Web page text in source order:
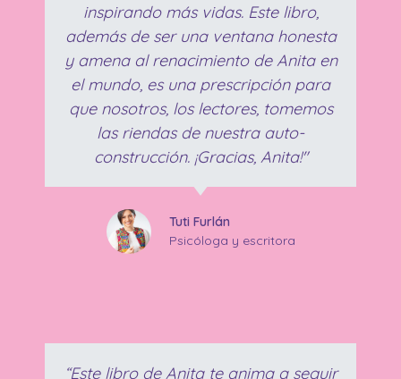
inspirando más vidas. Este libro,
además de ser una ventana honesta
y amena al renacimiento de Anita en
el mundo, es una prescripción para
que nosotros, los lectores, tomemos
las riendas de nuestra auto-
construcción. ¡Gracias, Anita!"
Tuti Furlán
Psicóloga y escritora
“Este libro de Anita te anima a seguir